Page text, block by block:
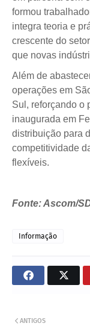
formou
integra teoria e
crescente do
que novas
Além de
operações em
Sul, reforçando o
inaugurada em
distribuição para
competitividade
flexíveis.
Fonte: Ascom/
Informação
ANTIGOS